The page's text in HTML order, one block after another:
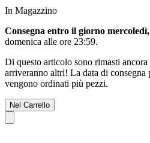
In Magazzino
Consegna entro il giorno mercoledì,
domenica alle ore 23:59.
Di questo articolo sono rimasti ancora
arriveranno altri! La data di consegna
vengono ordinati più pezzi.
Nel Carrello